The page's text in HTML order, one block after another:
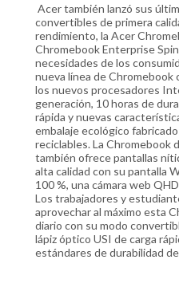
Acer también lanzó sus
convertibles de primera
rendimiento, la Acer
Chromebook Enterprise
necesidades de los
nueva línea de
los nuevos procesadores
generación, 10 horas de
rápida y nuevas
embalaje ecológico
reciclables. La Chromebook
también ofrece pantallas
alta calidad con su pantalla
100 %, una cámara web
Los trabajadores y
aprovechar al máximo esta
diario con su modo
lápiz óptico USI de carga
estándares de durabilidad